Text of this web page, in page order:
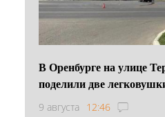
В Оренбурге на улице
поделили две
9 августа 12:46